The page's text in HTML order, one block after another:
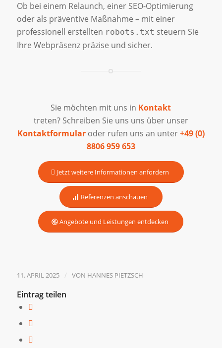
Ob bei einem Relaunch, einer SEO-Optimierung
oder als präventive Maßnahme – mit einer
professionell erstellten robots.txt steuern Sie
Ihre Webpräsenz präzise und sicher.
Sie möchten mit uns in Kontakt
treten? Schreiben Sie uns uns über unser
Kontaktformular oder rufen uns an unter+49 (0)
8806 959 653
Jetzt weitere Informationen anfordern
Referenzen anschauen
Angebote und Leistungen entdecken
11. APRIL 2025 / VON HANNES PIETZSCH
Eintrag teilen